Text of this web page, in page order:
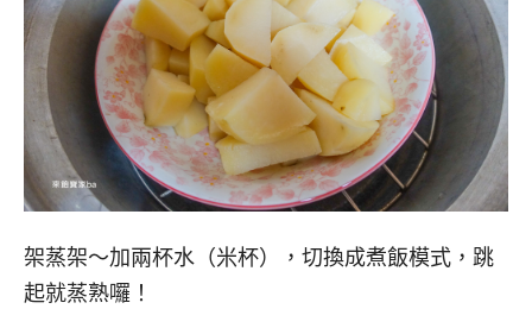
架蒸架～加兩杯水（米杯），切換成煮飯模式，跳
起就蒸熟囉！